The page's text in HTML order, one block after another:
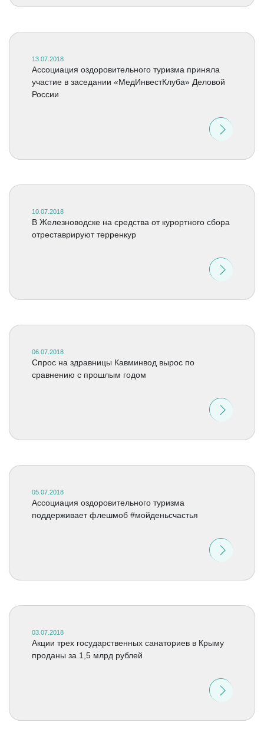
13.07.2018
Ассоциация оздоровительного туризма приняла
участие в заседании «МедИнвестКлуба» Деловой
России
10.07.2018
В Железноводске на средства от курортного сбора
отреставрируют терренкур
06.07.2018
Спрос на здравницы Кавминвод вырос по
сравнению с прошлым годом
05.07.2018
Ассоциация оздоровительного туризма
поддерживает флешмоб #мойденьсчастья
03.07.2018
Акции трех государственных санаториев в Крыму
проданы за 1,5 млрд рублей